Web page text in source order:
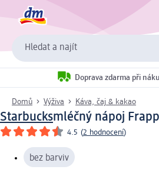
Hledat a najít
Doprava zdarma při
Domů Výživa Káva, čaj & kakao
Starbucksmléčný nápoj
4.5 (2 hodnocení)
bez barviv